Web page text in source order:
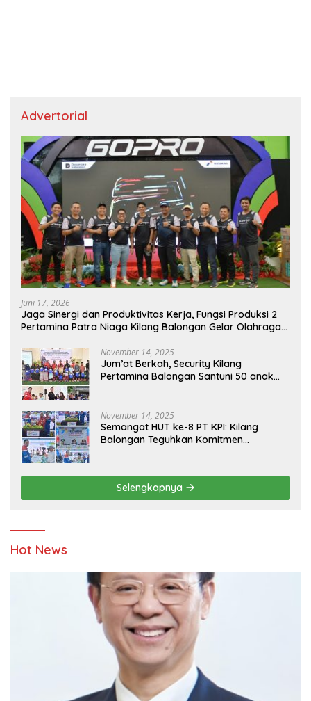
Advertorial
Juni 17, 2026
Jaga Sinergi dan Produktivitas Kerja, Fungsi Produksi 2
Pertamina Patra Niaga Kilang Balongan Gelar Olahraga
November 14, 2025
Jum’at Berkah, Security Kilang
Pertamina Balongan Santuni 50 anak
November 14, 2025
Semangat HUT ke-8 PT KPI: Kilang
Balongan Teguhkan Komitmen
Pendidikan
Selengkapnya
Hot News